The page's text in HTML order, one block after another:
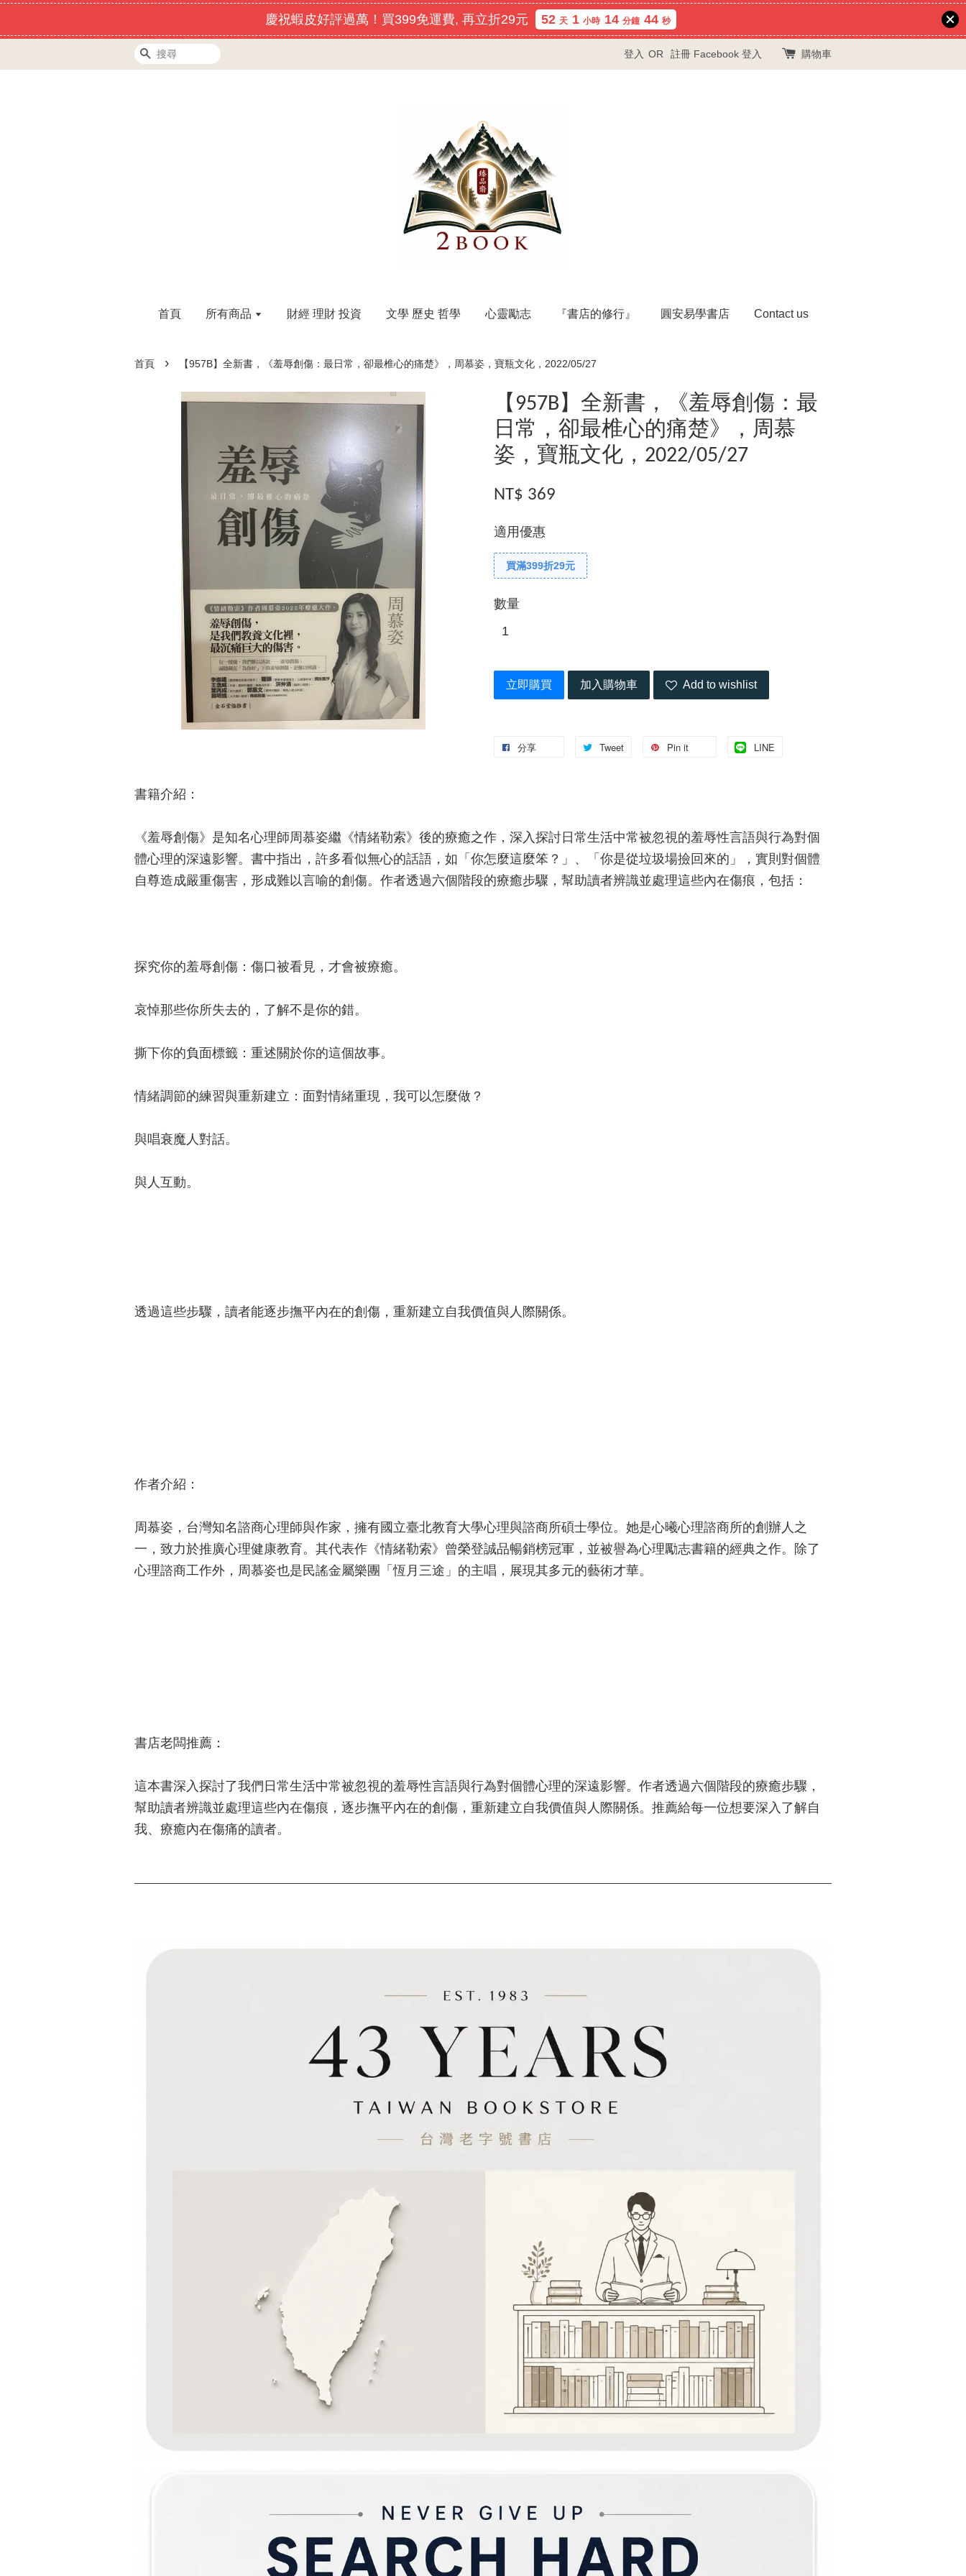
慶祝蝦皮好評過萬！買399免運費, 再立折29元 52 天 1 小時 14 分鐘 43 秒
搜尋 登入 OR 註冊 Facebook 登入 購物車
首頁 所有商品 財經 理財 投資 文學 歷史 哲學 心靈勵志 『書店的修行』 圓安易學書店 Contact us
首頁 › 【957B】全新書，《羞辱創傷：最日常，卻最椎心的痛楚》，周慕姿，寶瓶文化，2022/05/27
【957B】全新書，《羞辱創傷：最
日常，卻最椎心的痛楚》，周慕
姿，寶瓶文化，2022/05/27
NT$ 369
適用優惠
買滿399折29元
數量
立即購買 加入購物車 Add to wishlist
分享 Tweet Pin it LINE
書籍介紹：
《羞辱創傷》是知名心理師周慕姿繼《情緒勒索》後的療癒之作，深入探討日常生活中常被忽視的羞辱性言語與行為對個
體心理的深遠影響。書中指出，許多看似無心的話語，如「你怎麼這麼笨？」、「你是從垃圾場撿回來的」，實則對個體
自尊造成嚴重傷害，形成難以言喻的創傷。作者透過六個階段的療癒步驟，幫助讀者辨識並處理這些內在傷痕，包括：
探究你的羞辱創傷：傷口被看見，才會被療癒。
哀悼那些你所失去的，了解不是你的錯。
撕下你的負面標籤：重述關於你的這個故事。
情緒調節的練習與重新建立：面對情緒重現，我可以怎麼做？
與唱衰魔人對話。
與人互動。
透過這些步驟，讀者能逐步撫平內在的創傷，重新建立自我價值與人際關係。
作者介紹：
周慕姿，台灣知名諮商心理師與作家，擁有國立臺北教育大學心理與諮商所碩士學位。她是心曦心理諮商所的創辦人之
一，致力於推廣心理健康教育。其代表作《情緒勒索》曾榮登誠品暢銷榜冠軍，並被譽為心理勵志書籍的經典之作。除了
心理諮商工作外，周慕姿也是民謠金屬樂團「恆月三途」的主唱，展現其多元的藝術才華。
書店老闆推薦：
這本書深入探討了我們日常生活中常被忽視的羞辱性言語與行為對個體心理的深遠影響。作者透過六個階段的療癒步驟，
幫助讀者辨識並處理這些內在傷痕，逐步撫平內在的創傷，重新建立自我價值與人際關係。推薦給每一位想要深入了解自
我、療癒內在傷痛的讀者。